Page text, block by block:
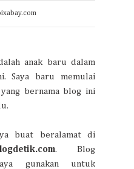
anak baru dalam
Saya baru memulai
bernama blog ini
buat beralamat di
. Blog
gunakan untuk